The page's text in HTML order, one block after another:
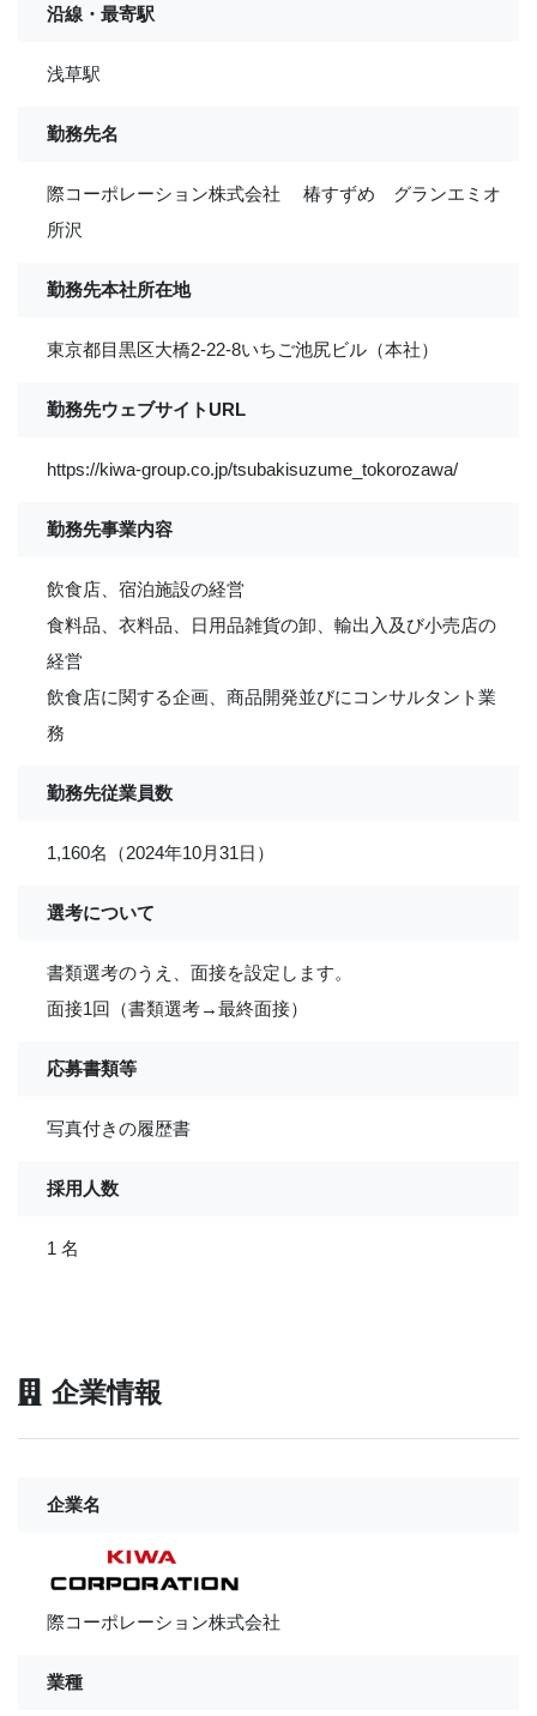
沿線・最寄駅
浅草駅
勤務先名
際コーポレーション株式会社 椿すずめ グランエミオ
所沢
勤務先本社所在地
東京都目黒区大橋2-22-8いちご池尻ビル（本社）
勤務先ウェブサイトURL
https://kiwa-group.co.jp/tsubakisuzume_tokorozawa/
勤務先事業内容
飲食店、宿泊施設の経営
食料品、衣料品、日用品雑貨の卸、輸出入及び小売店の
経営
飲食店に関する企画、商品開発並びにコンサルタント業
務
勤務先従業員数
1,160名（2024年10月31日）
選考について
書類選考のうえ、面接を設定します。
面接1回（書類選考→最終面接）
応募書類等
写真付きの履歴書
採用人数
1 名
企業情報
企業名
際コーポレーション株式会社
業種